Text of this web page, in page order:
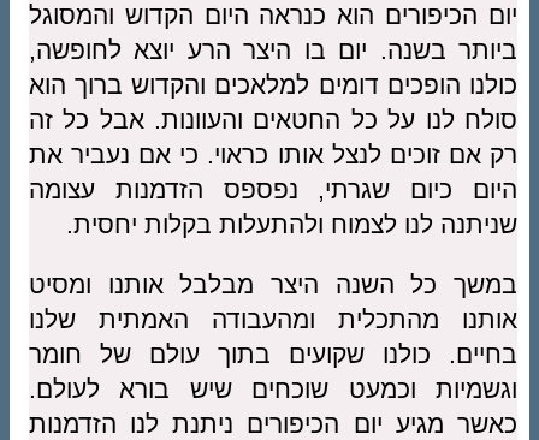
יום הכיפורים הוא כנראה היום הקדוש והמסוגל
ביותר בשנה. יום בו היצר הרע יוצא לחופשה,
כולנו הופכים דומים למלאכים והקדוש ברוך הוא
סולח לנו על כל החטאים והעוונות. אבל כל זה
רק אם זוכים לנצל אותו כראוי. כי אם נעביר את
היום כיום שגרתי, נפספס הזדמנות עצומה
שניתנה לנו לצמוח ולהתעלות בקלות יחסית.
במשך כל השנה היצר מבלבל אותנו ומסיט
אותנו מהתכלית ומהעבודה האמתית שלנו
בחיים. כולנו שקועים בתוך עולם של חומר
וגשמיות וכמעט שוכחים שיש בורא לעולם.
כאשר מגיע יום הכיפורים ניתנת לנו הזדמנות